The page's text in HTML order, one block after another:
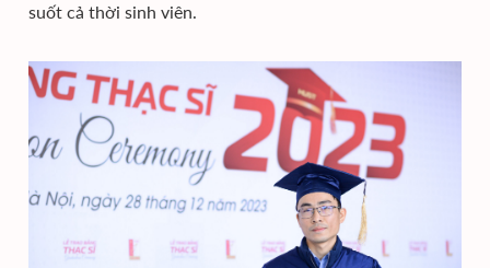
suốt cả thời sinh viên.